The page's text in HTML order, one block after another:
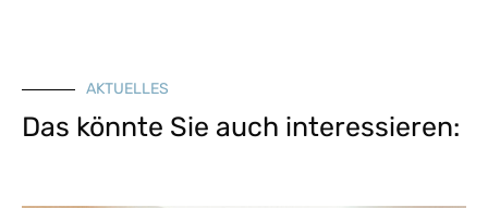
AKTUELLES
Das könnte Sie auch interessieren: